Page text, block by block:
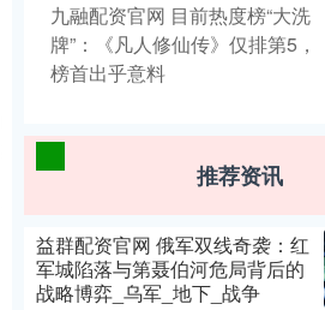
九融配资官网 目前热度榜“大洗
牌”：《凡人修仙传》仅排第5，
榜首出乎意料
推荐资讯
益群配资官网 俄军双线奇袭：红
军城陷落与第聂伯河危局背后的
战略博弈_乌军_地下_战争